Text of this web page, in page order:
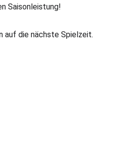
Saisonleistung!
auf die nächste Spielzeit.